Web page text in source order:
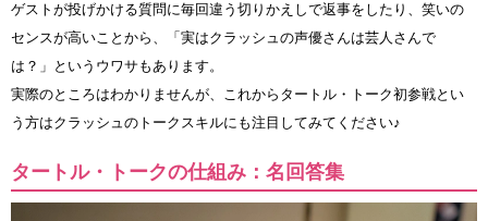
ゲストが投げかける質問に毎回違う切りかえしで返事をしたり、笑いの
センスが高いことから、「実はクラッシュの声優さんは芸人さんで
は？」というウワサもあります。
実際のところはわかりませんが、これからタートル・トーク初参戦とい
う方はクラッシュのトークスキルにも注目してみてください♪
タートル・トークの仕組み：名回答集